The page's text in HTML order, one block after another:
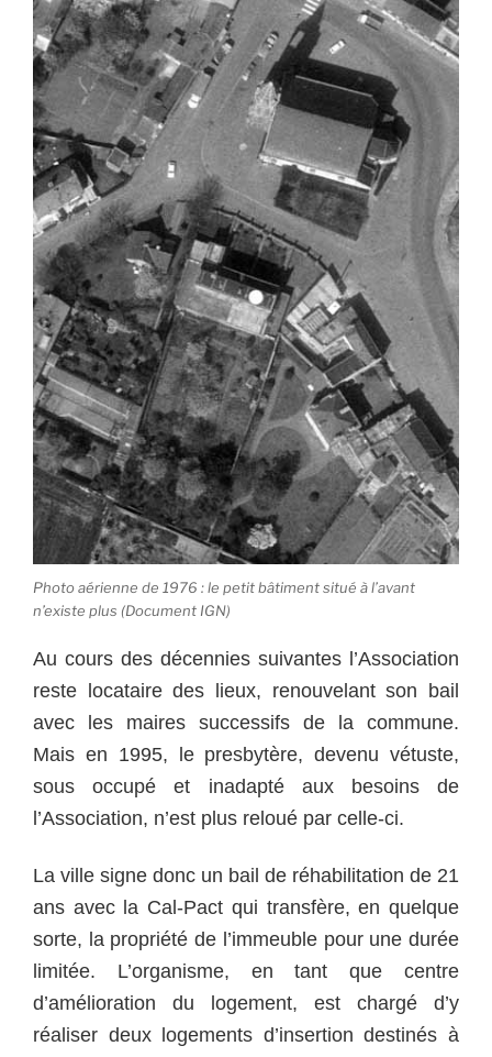
Photo aérienne de 1976 : le petit bâtiment situé à l’avant
n’existe plus (Document IGN)
Au cours des décennies suivantes l’Association
reste locataire des lieux, renouvelant son bail
avec les maires successifs de la commune.
Mais en 1995, le presbytère, devenu vétuste,
sous occupé et inadapté aux besoins de
l’Association, n’est plus reloué par celle-ci.
La ville signe donc un bail de réhabilitation de 21
ans avec la Cal-Pact qui transfère, en quelque
sorte, la propriété de l’immeuble pour une durée
limitée. L’organisme, en tant que centre
d’amélioration du logement, est chargé d’y
réaliser deux logements d’insertion destinés à